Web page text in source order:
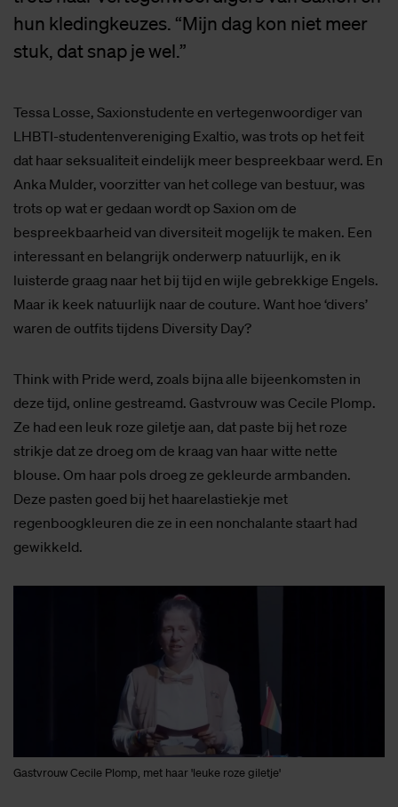
hun kledingkeuzes. “Mijn dag kon niet meer
stuk, dat snap je wel.”
Tessa Losse, Saxionstudente en vertegenwoordiger van
LHBTI-studentenvereniging Exaltio, was trots op het feit
dat haar seksualiteit eindelijk meer bespreekbaar werd. En
Anka Mulder, voorzitter van het college van bestuur, was
trots op wat er gedaan wordt op Saxion om de
bespreekbaarheid van diversiteit mogelijk te maken. Een
interessant en belangrijk onderwerp natuurlijk, en ik
luisterde graag naar het bij tijd en wijle gebrekkige Engels.
Maar ik keek natuurlijk naar de couture. Want hoe ‘divers’
waren de outfits tijdens Diversity Day?
Think with Pride werd, zoals bijna alle bijeenkomsten in
deze tijd, online gestreamd. Gastvrouw was Cecile Plomp.
Ze had een leuk roze giletje aan, dat paste bij het roze
strikje dat ze droeg om de kraag van haar witte nette
blouse. Om haar pols droeg ze gekleurde armbanden.
Deze pasten goed bij het haarelastiekje met
regenboogkleuren die ze in een nonchalante staart had
gewikkeld.
Gastvrouw Cecile Plomp, met haar 'leuke roze giletje'